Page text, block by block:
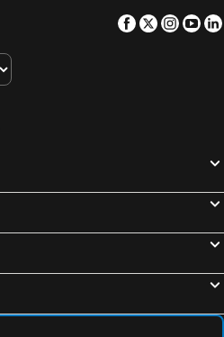
Facebook
Twitter